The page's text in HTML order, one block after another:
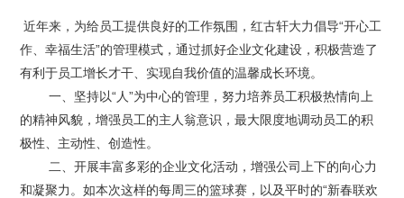
近年来，为给员工提供良好的工作氛围，红古轩大力倡导“开心工
作、幸福生活”的管理模式，通过抓好企业文化建设，积极营造了
有利于员工增长才干、实现自我价值的温馨成长环境。
一、坚持以“人”为中心的管理，努力培养员工积极热情向上
的精神风貌，增强员工的主人翁意识，最大限度地调动员工的积
极性、主动性、创造性。
二、开展丰富多彩的企业文化活动，增强公司上下的向心力
和凝聚力。如本次这样的每周三的篮球赛，以及平时的“新春联欢